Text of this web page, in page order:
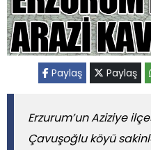
Paylaş Paylaş
Erzurum’un Aziziye
Çavuşoğlu köyü